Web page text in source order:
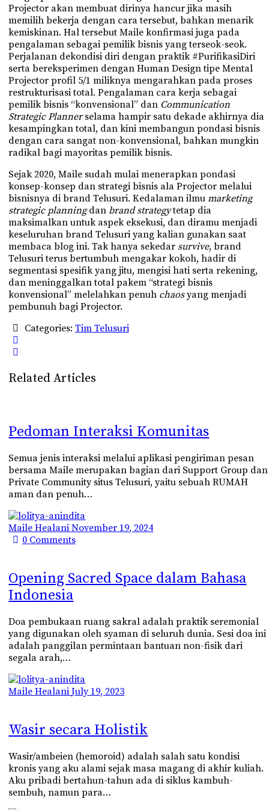
Projector akan membuat dirinya hancur jika masih
memilih bekerja dengan cara tersebut, bahkan menarik
kemiskinan. Hal tersebut Maile konfirmasi juga pada
pengalaman sebagai pemilik bisnis yang terseok-seok.
Perjalanan dekondisi diri dengan praktik #PurifikasiDiri
serta bereksperimen dengan Human Design tipe Mental
Projector profil 5/1 miliknya mengarahkan pada proses
restrukturisasi total. Pengalaman cara kerja sebagai
pemilik bisnis “konvensional” dan Communication
Strategic Plannerselama hampir satu dekade akhirnya dia
kesampingkan total, dan kini membangun pondasi bisnis
dengan cara sangat non-konvensional, bahkan mungkin
radikal bagi mayoritas pemilik bisnis.
Sejak 2020, Maile sudah mulai menerapkan pondasi
konsep-konsep dan strategi bisnis ala Projector melalui
bisnisnya di brand Telusuri. Kedalaman ilmumarketing
strategic planningdanbrand strategytetap dia
maksimalkan untuk aspek eksekusi, dan diramu menjadi
keseluruhan brand Telusuri yang kalian gunakan saat
membaca blog ini. Tak hanya sekedar survive, brand
Telusuri terus bertumbuh mengakar kokoh, hadir di
segmentasi spesifik yang jitu, mengisi hati serta rekening,
dan meninggalkan total pakem “strategi bisnis
konvensional” melelahkan penuh chaosyang menjadi
pembunuh bagi Projector.
Categories: Tim Telusuri
Related Articles
Pedoman Interaksi Komunitas
Semua jenis interaksi melalui aplikasi pengiriman pesan
bersama Maile merupakan bagian dari Support Group dan
Private Community situs Telusuri, yaitu sebuah RUMAH
aman dan penuh…
Maile HealaniNovember 19, 2024
0 Comments
Opening Sacred Space dalam Bahasa
Indonesia
Doa pembukaan ruang sakral adalah praktik seremonial
yang digunakan oleh syaman di seluruh dunia. Sesi doa ini
adalah panggilan permintaan bantuan non-fisik dari
segala arah,…
Maile HealaniJuly 19, 2023
Wasir secara Holistik
Wasir/ambeien (hemoroid) adalah salah satu kondisi
kronis yang aku alami sejak masa magang di akhir kuliah.
Aku pribadi bertahun-tahun ada di siklus kambuh-
sembuh, namun para…